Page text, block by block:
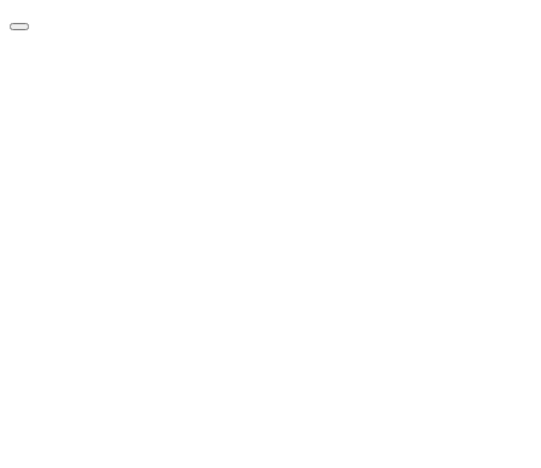
Menu